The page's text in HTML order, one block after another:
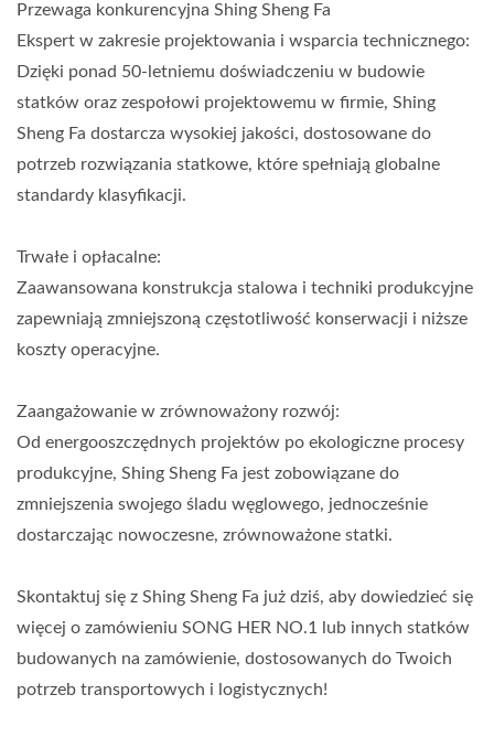
Przewaga konkurencyjna Shing Sheng Fa
Ekspert w zakresie projektowania i wsparcia technicznego:
Dzięki ponad 50-letniemu doświadczeniu w budowie
statków oraz zespołowi projektowemu w firmie, Shing
Sheng Fa dostarcza wysokiej jakości, dostosowane do
potrzeb rozwiązania statkowe, które spełniają globalne
standardy klasyfikacji.
Trwałe i opłacalne:
Zaawansowana konstrukcja stalowa i techniki produkcyjne
zapewniają zmniejszoną częstotliwość konserwacji i niższe
koszty operacyjne.
Zaangażowanie w zrównoważony rozwój:
Od energooszczędnych projektów po ekologiczne procesy
produkcyjne, Shing Sheng Fa jest zobowiązane do
zmniejszenia swojego śladu węglowego, jednocześnie
dostarczając nowoczesne, zrównoważone statki.
Skontaktuj się z Shing Sheng Fa już dziś, aby dowiedzieć się
więcej o zamówieniu SONG HER NO.1 lub innych statków
budowanych na zamówienie, dostosowanych do Twoich
potrzeb transportowych i logistycznych!